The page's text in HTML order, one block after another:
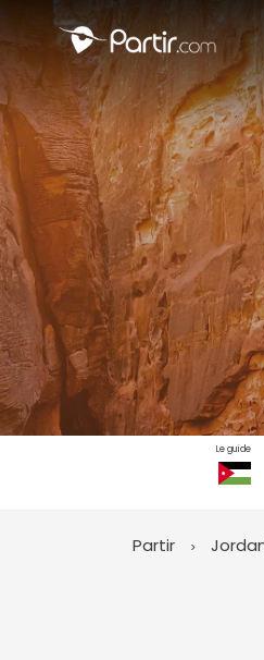
Le guide
Partir